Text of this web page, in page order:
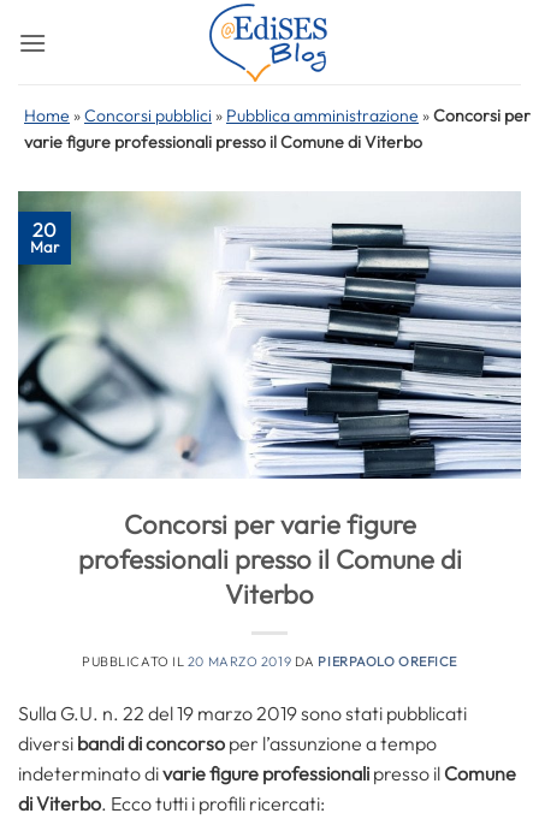
Home »Concorsi pubblici » Pubblica amministrazione »Concorsi per
varie figure professionali presso il Comune di Viterbo
20
Mar
Concorsi per varie figure
professionali presso il Comune di
Viterbo
PUBBLICATO IL 20 MARZO 2019 DA PIERPAOLO OREFICE
Sulla G.U. n. 22 del 19 marzo 2019 sono stati pubblicati
diversi bandi di concorso per l’assunzione a tempo
indeterminato divarie figure professionali presso il Comune
di Viterbo. Ecco tutti i profili ricercati: